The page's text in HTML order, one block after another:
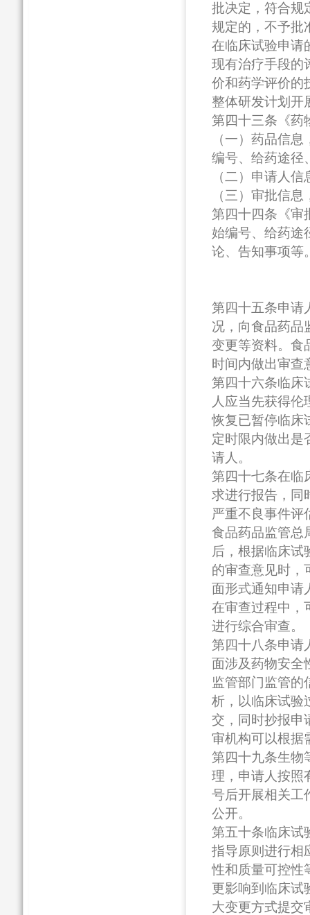
批决定，符合规
规定的，不予批
在临床试验申请
现有治疗手段的
价和药学评价的
整体研发计划开
第四十三条《药
（一）药品信
编号、给药途径
（二）申请人
（三）审批信
第四十四条《审
始编号、给药途
论、告知事项等
第四十五条申请
况，向食品药品
变更等资料。食
时间内做出审查
第四十六条临床
人应当先获得
恢复已暂停临床
定时限内做出是
请人。
第四十七条在临
求进行报告，同
严重不良事件评
食品药品监管总
后，根据临床试
的审查意见时，
面形式通知申请
在审查过程中，
进行综合审查。
第四十八条申请
面涉及药物安全
监管部门监管的
析，以临床试验
交，同时抄报申
审机构可以根据
第四十九条生物
理，申请人按照
号后开展相关工
公开。
第五十条临床试
指导原则进行相
性和质量可控性
更影响到临床试
大变更方式提交